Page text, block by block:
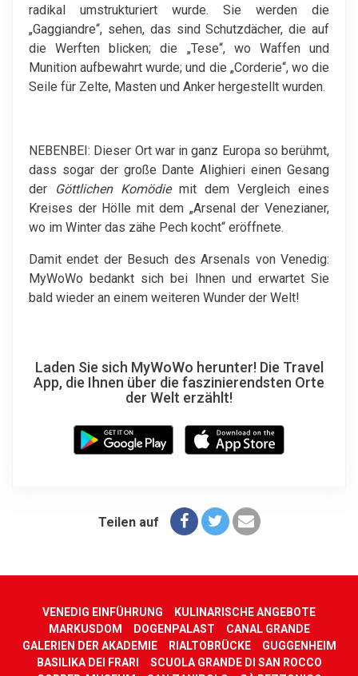
radikal umstrukturiert wurde. Sie werden die
„Gaggiandre“, sehen, das sind Schutzdächer, die auf
die Werften blicken; die „Tese“, wo Waffen und
Munition aufbewahrt wurde; und die „Corderie“, wo die
Seile für Zelte, Masten und Anker hergestellt wurden.
NEBENBEI: Dieser Ort war in ganz Europa so berühmt,
dass sogar der große Dante Alighieri einen Gesang
der
Göttlichen Komödiemit dem Vergleich eines
Kreises der Hölle mit dem „Arsenal der Venezianer,
wo im Winter das zähe Pech kocht“ eröffnete.
Damit endet der Besuch des Arsenals von Venedig:
MyWoWo bedankt sich bei Ihnen und erwartet Sie
bald wieder an einem weiteren Wunder der Welt!
Laden Sie sich MyWoWo herunter! Die Travel
App, die Ihnen über die faszinierendsten Orte
der Welt erzählt!
Teilen auf
VENEDIG EINFÜHRUNG
KULINARISCHE ANGEBOTE
MARKUSDOM
DOGENPALAST
CANAL GRANDE
GALERIEN DER AKADEMIE
RIALTOBRÜCKE
GUGGENHEIM
BASILIKA DEI FRARI
SCUOLA GRANDE DI SAN ROCCO